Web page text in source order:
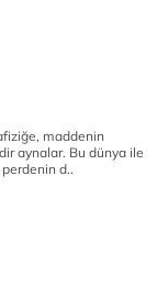
maddenin
aynalar. Bu dünya ile
d..